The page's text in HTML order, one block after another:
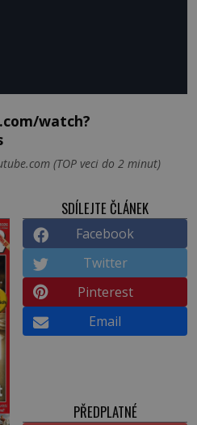
watch?
(TOP veci do 2 minut)
SDÍLEJTE ČLÁNEK
Facebook
Twitter
Pinterest
Email
PŘEDPLATNÉ